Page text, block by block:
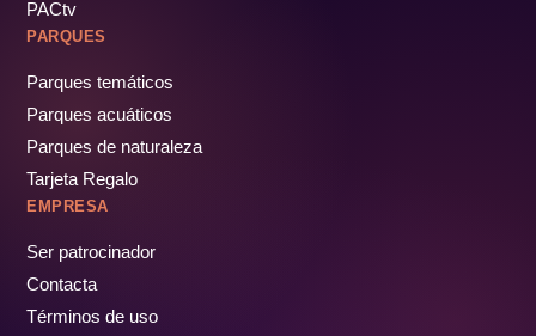
PACtv
PARQUES
Parques temáticos
Parques acuáticos
Parques de naturaleza
Tarjeta Regalo
EMPRESA
Ser patrocinador
Contacta
Términos de uso